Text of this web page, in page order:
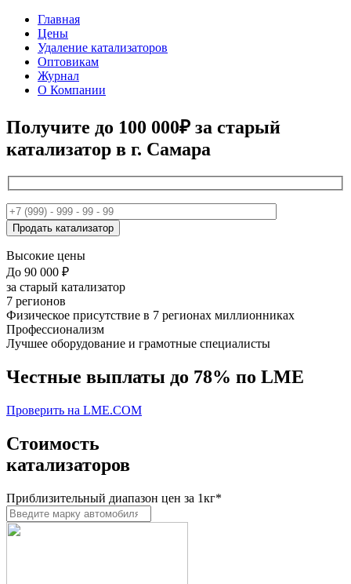
Главная
Цены
Удаление катализаторов
Оптовикам
Журнал
О Компании
Получите до 100 000₽ за старый
катализатор в г. Самара
Высокие цены
До 90 000 ₽
за старый катализатор
7 регионов
Физическое присутствие в 7 регионах миллионниках
Профессионализм
Лучшее оборудование и грамотные специалисты
Честные выплаты до 78% по LME
Проверить на LME.COM
Стоимость
катализаторов
Приблизительный диапазон цен за 1кг*